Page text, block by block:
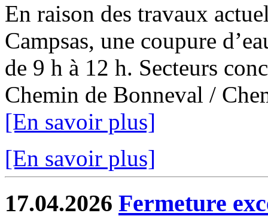
En raison des travaux
Campsas, une coupure
de 9 h à 12 h. Secteurs
Chemin de Bonneval /
[En savoir plus]
[En savoir plus]
17.04.2026 Fermeture